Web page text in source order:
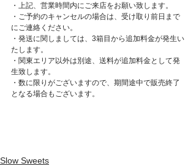
・上記、営業時間内にご来店をお願い致します。
・ご予約のキャンセルの場合は、受け取り前日まで
にご連絡ください。
・発送に関しましては、3箱目から追加料金が発生い
たします。
・関東エリア以外は別途、送料が追加料金として発
生致します。
・数に限りがございますので、期間途中で販売終了
となる場合もございます。
Slow Sweets